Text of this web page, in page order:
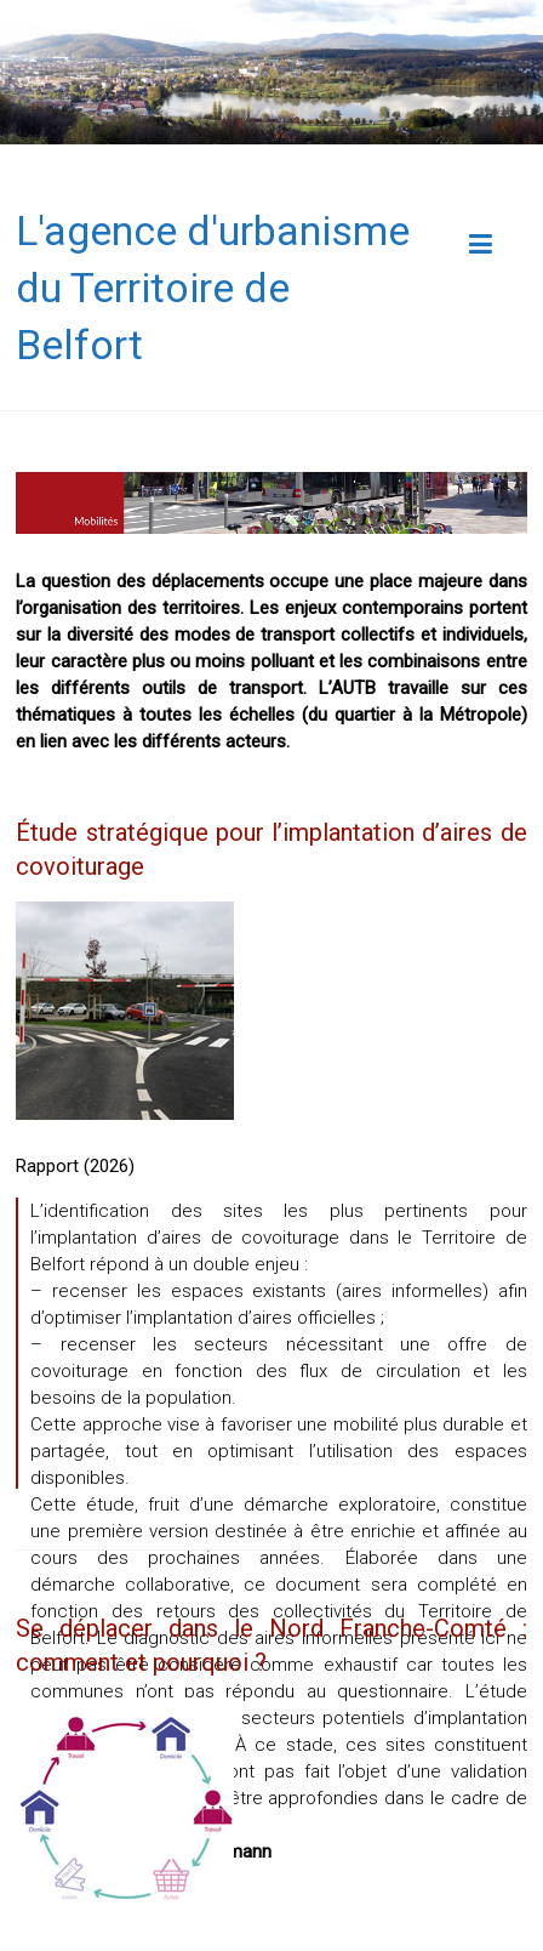
L'agence d'urbanisme
du Territoire de
Belfort
La question des déplacements occupe une place majeure dans
l’organisation des territoires. Les enjeux contemporains portent
sur la diversité des modes de transport collectifs et individuels,
leur caractère plus ou moins polluant et les combinaisons entre
les différents outils de transport. L’AUTB travaille sur ces
thématiques à toutes les échelles (du quartier à la Métropole)
en lien avec les différents acteurs.
Étude stratégique pour l’implantation d’aires de
covoiturage
Rapport (2026)
L’identification des sites les plus pertinents pour
l’implantation d’aires de covoiturage dans le Territoire de
Belfort répond à un double enjeu :
– recenser les espaces existants (aires informelles) afin
d’optimiser l’implantation d’aires officielles ;
– recenser les secteurs nécessitant une offre de
covoiturage en fonction des flux de circulation et les
besoins de la population.
Cette approche vise à favoriser une mobilité plus durable et
partagée, tout en optimisant l’utilisation des espaces
disponibles.
Cette étude, fruit d’une démarche exploratoire, constitue
une première version destinée à être enrichie et affinée au
cours des prochaines années. Élaborée dans une
démarche collaborative, ce document sera complété en
fonction des retours des collectivités du Territoire de
Belfort. Le diagnostic des aires informelles présenté ici ne
peut pas être considéré comme exhaustif car toutes les
communes n’ont pas répondu au questionnaire. L’étude
identifie par ailleurs des secteurs potentiels d’implantation
d’aires de covoiturage. À ce stade, ces sites constituent
des propositions qui n’ont pas fait l’objet d’une validation
politique et qui devront être approfondies dans le cadre de
réflexions ultérieures.
Référente :
Hélène Kauffmann
Télécharger l’étude
Se déplacer dans le Nord Franche-Comté :
comment et pourquoi ?